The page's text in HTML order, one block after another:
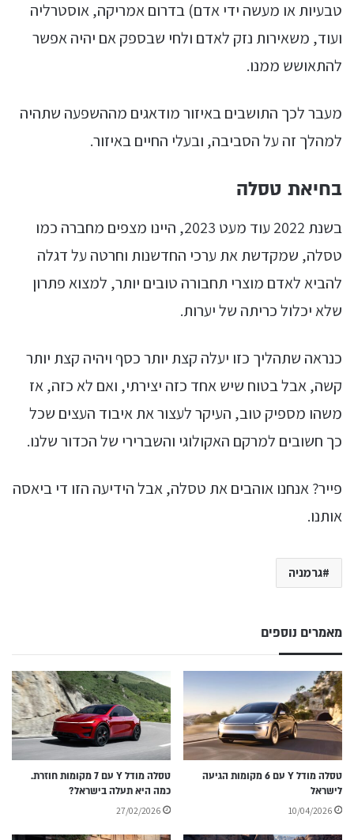
טבעיות או מעשה ידי אדם) בדרום אמריקה, אוסטרליה
ועוד, משאירות נזק לאדם ולחי שבספק אם יהיה אפשר
להתאושש ממנו.
מעבר לכך התושבים באיזור מודאגים מההשפעה שתהיה
למהלך זה על הסביבה, ובעלי החיים באיזור.
בחיאת טסלה
בשנת 2022 עוד מעט 2023, היינו מצפים מחברה כמו
טסלה, שמקדשת את ערכי החדשנות וחרטה על דגלה
להביא לאדם מוצרי תחבורה טובים יותר, למצוא פתרון
שלא יכלול כריתה של יערות.
כנראה שתהליך כזו יעלה קצת יותר כסף ויהיה קצת יותר
קשה, אבל בטוח שיש אחד כזה יצירתי, ואם לא כזה, אז
משהו מספיק טוב, העיקר לעצור את איבוד העצים שכל
כך חשובים למרקם האקולוגי והשברירי של הכדור שלנו.
פייר? אנחנו אוהבים את טסלה, אבל הידיעה הזו די ביאסה
אותנו.
גרמניה
מאמרים נוספים
טסלה מודל Y עם 6 מקומות הגיעה
לישראל
10/04/2026
טסלה מודל Y עם 7 מקומות חוזרת.
כמה היא תעלה בישראל?
27/02/2026